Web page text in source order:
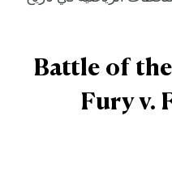
Battle of
Fury v.